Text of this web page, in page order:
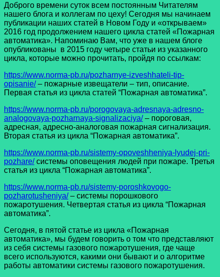
Доброго времени суток всем постоянным Читателям
нашего блога и коллегам по цеху! Сегодня мы начинаем
публикации наших статей в Новом Году и «открываем»
2016 год продолжением нашего цикла статей «Пожарная
автоматика». Напоминаю Вам, что уже в нашем блоге
опубликованы в 2015 году четыре статьи из указанного
цикла, которые можно прочитать, пройдя по ссылкам:
https://www.norma-pb.ru/pozharnye-izveshhateli-tip-
opisanie/– пожарные извещатели – тип, описание.
Первая статья из цикла статей “Пожарная автоматика”.
https://www.norma-pb.ru/porogovaya-adresnaya-adresno-
analogovaya-pozharnaya-signalizaciya/– пороговая,
адресная, адресно-аналоговая пожарная сигнализация.
Вторая статья из цикла “Пожарная автоматика”.
https://www.norma-pb.ru/sistemy-opoveshheniya-lyudej-pri-
pozhare/системы оповещения людей при пожаре. Третья
статья из цикла “Пожарная автоматика”.
https://www.norma-pb.ru/sistemy-poroshkovogo-
pozharotusheniya/– системы порошкового
пожаротушения. Четвертая статья из цикла “Пожарная
автоматика”.
Сегодня, в пятой статье из цикла «Пожарная
автоматика», мы будем говорить о том что представляют
из себя системы газового пожаротушения, где чаще
всего используются, какими они бывают и о алгоритме
работы автоматики системы газового пожаротушения.